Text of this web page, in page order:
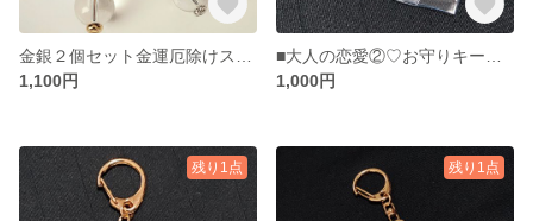
1,100円
1,000円
残り1点 残り1点